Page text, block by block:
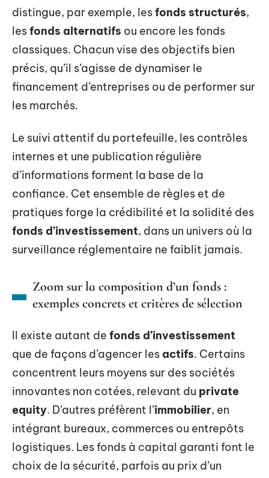
distingue, par exemple, lesfonds structurés,
lesfonds alternatifs ou encore les fonds
classiques. Chacun vise des objectifs bien
précis, qu’il s’agisse de dynamiser le
financement d’entreprises ou de performer sur
les marchés.
Le suivi attentif du portefeuille, les contrôles
internes et une publication régulière
d’informations forment la base de la
confiance. Cet ensemble de règles et de
pratiques forge la crédibilité et la solidité des
fonds d’investissement, dans un univers où la
surveillance réglementaire ne faiblit jamais.
Zoom sur la composition d’un fonds :
exemples concrets et critères de sélection
Il existe autant de fonds d’investissement
que de façons d’agencer les actifs. Certains
concentrent leurs moyens sur des sociétés
innovantes non cotées, relevant du private
equity. D’autres préfèrent l’immobilier, en
intégrant bureaux, commerces ou entrepôts
logistiques. Les fonds à capital garanti font le
choix de la sécurité, parfois au prix d’un